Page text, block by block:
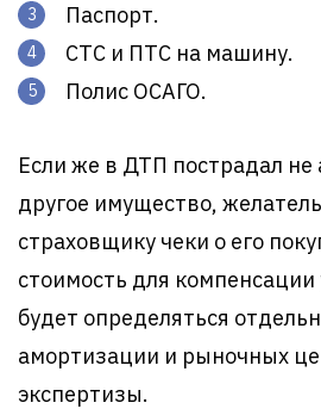
Паспорт.
СТС и ПТС на машину.
Полис ОСАГО.
Если же в ДТП пострадал не
другое имущество,
страховщику чеки о его
стоимость для
будет определяться
амортизации и рыночных
экспертизы.